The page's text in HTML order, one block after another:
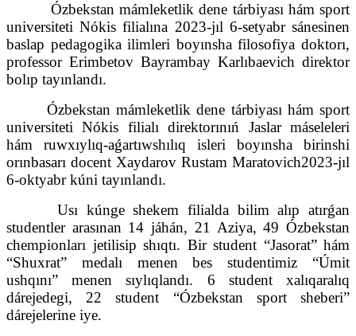
Ózbekstan mámleketlik dene tárbiyası hám sport
universiteti Nókis filialına 2023-jıl 6-setyabr sánesinen
baslap pedagogika ilimleri boyınsha filosofiya doktorı,
professor Erimbetov Bayrambay Karlıbaevich direktor
bolıp tayınlandı.
Ózbekstan mámleketlik dene tárbiyası hám sport
universiteti Nókis filialı direktorınıń Jaslar máseleleri
hám ruwxıylıq-aǵartıwshılıq isleri boyınsha birinshi
orınbasarı docent Xaydarov Rustam Maratovich2023-jıl
6-oktyabr kúni tayınlandı.
Usı kúnge shekem filialda bilim alıp atırǵan
studentler arasınan 14 jáhán, 21 Aziya, 49 Ózbekstan
chempionları jetilisip shıqtı. Bir student “Jasorat” hám
“Shuxrat” medalı menen bes studentimiz “Úmit
ushqını” menen sıylıqlandı. 6 student xalıqaralıq
dárejedegi, 22 student “Ózbekstan sport sheberi”
dárejelerine iye.